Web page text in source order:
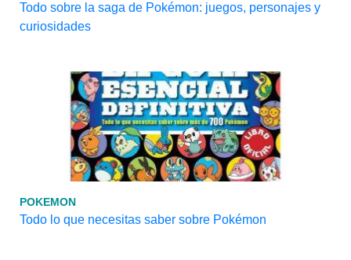
Todo sobre la saga de Pokémon: juegos, personajes y
curiosidades
POKEMON
Todo lo que necesitas saber sobre Pokémon